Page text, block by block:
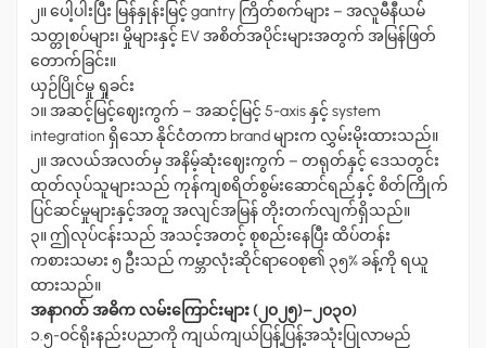
၂။ ပေါ့ပါးပြီး မြန်နှုန်းမြင့် gantry ကြိတ်စက်များ – အလူမီနီယမ်
သတ္တုစပ်များ၊ မှိုများနှင့် EV အစိတ်အပိုင်းများအတွက် အမြန်ဖြတ်
တောက်ခြင်း။
ယှဉ်ပြိုင်မှု ရှုခင်း
၁။ အဆင့်မြင့်ဈေးကွက် – အဆင့်မြင့် 5-axis နှင့် system
integration ရှိသော နိုင်ငံတကာ brand များက လွှမ်းမိုးထားသည်။
၂။ အလယ်အလတ်မှ အနိမ့်ဆုံးဈေးကွက် – တရုတ်နှင့် ဒေသတွင်း
ထုတ်လုပ်သူများသည် ကုန်ကျစရိတ်စွမ်းဆောင်ရည်နှင့် စိတ်ကြိုက်
ပြင်ဆင်မှုများနှင့်အတူ အလျင်အမြန် တိုးတက်လျက်ရှိသည်။
၃။ ဤလုပ်ငန်းသည် အသင့်အတင့် စုစည်းနေပြီး ထိပ်တန်း
ကစားသမား ၅ ဦးသည် ကမ္ဘာလုံးဆိုင်ရာဝေစု၏ ၃၅% ခန့်ကို ရယူ
ထားသည်။
အနာဂတ် အဓိက လမ်းကြောင်းများ (၂၀၂၅)– ၂၀၃၀)
၁.၅-ဝင်ရိုးနည်းပညာကို ကျယ်ကျယ်ပြန့်ပြန့်အသုံးပြုလာမည်